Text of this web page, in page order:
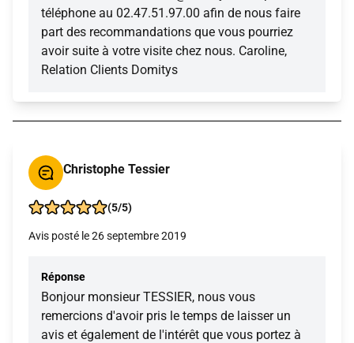
téléphone au 02.47.51.97.00 afin de nous faire
part des recommandations que vous pourriez
avoir suite à votre visite chez nous. Caroline,
Relation Clients Domitys
Christophe Tessier
(5/5)
Avis posté le 26 septembre 2019
Réponse
Bonjour monsieur TESSIER, nous vous
remercions d'avoir pris le temps de laisser un
avis et également de l'intérêt que vous portez à